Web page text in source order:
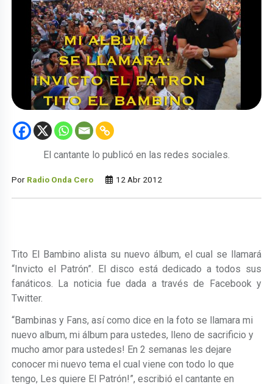
El cantante lo publicó en las redes sociales.
Por Radio Onda Cero 12 Abr 2012
Tito El Bambino alista su nuevo álbum, el cual se llamará
“Invicto el Patrón”. El disco está dedicado a todos sus
fanáticos. La noticia fue dada a través de Facebook y
Twitter.
“Bambinas y Fans, así como dice en la foto se llamara mi
nuevo album, mi álbum para ustedes, lleno de sacrificio y
mucho amor para ustedes! En 2 semanas les dejare
conocer mi nuevo tema el cual viene con todo lo que
tengo, Les quiere El Patrón!”, escribió el cantante en